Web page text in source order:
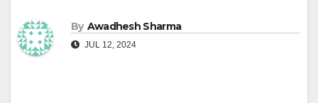
By Awadhesh Sharma
JUL 12, 2024